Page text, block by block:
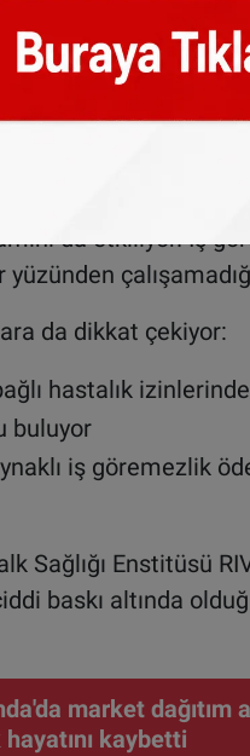
büyük
hem
Psikiyatrik
da etkiliyor. İş
da dikkat çekiyor:
hastalık
buluyor
iş göremezlik
Sağlığı Enstitüsü
baskı altında
market dağıtım
kaybetti